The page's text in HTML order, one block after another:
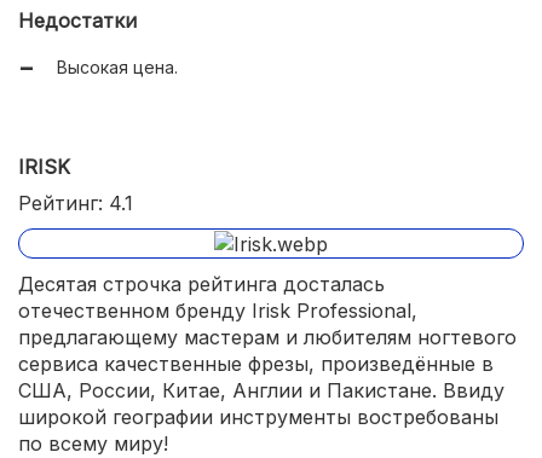
Недостатки
Высокая цена.
IRISK
Рейтинг: 4.1
Десятая строчка рейтинга досталась
отечественном бренду Irisk Professional,
предлагающему мастерам и любителям ногтевого
сервиса качественные фрезы, произведённые в
США, России, Китае, Англии и Пакистане. Ввиду
широкой географии инструменты востребованы
по всему миру!